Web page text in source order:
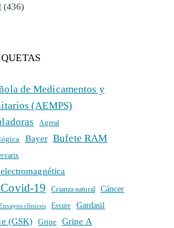
(436)
de Medicamentos y
(AEMPS)
Agreal
Bayer Bufete RAM
19 Crianza natural Cáncer
clínicos Essure Gardasil
(GSK) Gripe Gripe A